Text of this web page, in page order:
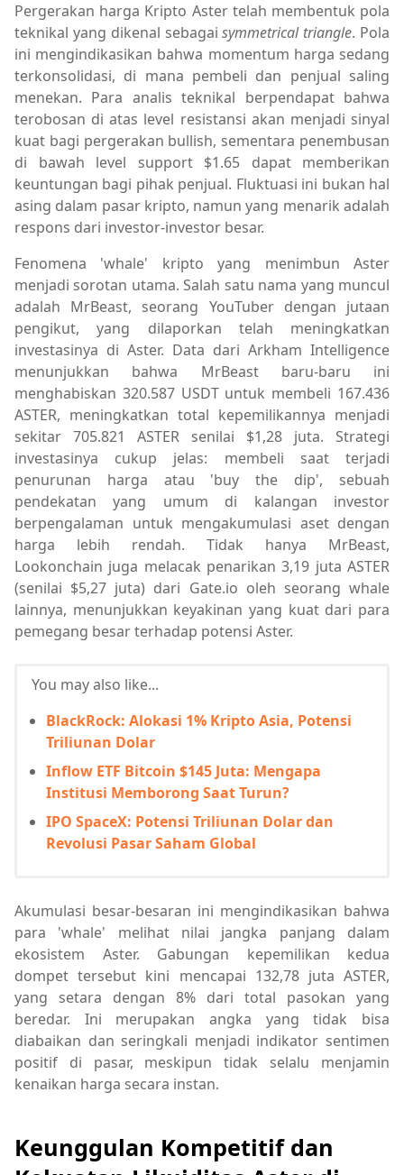
Pergerakan harga Kripto Aster telah membentuk pola
teknikal yang dikenal sebagaisymmetrical triangle. Pola
ini mengindikasikan bahwa momentum harga sedang
terkonsolidasi, di mana pembeli dan penjual saling
menekan. Para analis teknikal berpendapat bahwa
terobosan di atas level resistansi akan menjadi sinyal
kuat bagi pergerakan bullish, sementara penembusan
di bawah level support $1.65 dapat memberikan
keuntungan bagi pihak penjual. Fluktuasi ini bukan hal
asing dalam pasar kripto, namun yang menarik adalah
respons dari investor-investor besar.
Fenomena 'whale' kripto yang menimbun Aster
menjadi sorotan utama. Salah satu nama yang muncul
adalah MrBeast, seorang YouTuber dengan jutaan
pengikut, yang dilaporkan telah meningkatkan
investasinya di Aster. Data dari Arkham Intelligence
menunjukkan bahwa MrBeast baru-baru ini
menghabiskan 320.587 USDT untuk membeli 167.436
ASTER, meningkatkan total kepemilikannya menjadi
sekitar 705.821 ASTER senilai $1,28 juta. Strategi
investasinya cukup jelas: membeli saat terjadi
penurunan harga atau 'buy the dip', sebuah
pendekatan yang umum di kalangan investor
berpengalaman untuk mengakumulasi aset dengan
harga lebih rendah. Tidak hanya MrBeast,
Lookonchain juga melacak penarikan 3,19 juta ASTER
(senilai $5,27 juta) dari Gate.io oleh seorang whale
lainnya, menunjukkan keyakinan yang kuat dari para
pemegang besar terhadap potensi Aster.
You may also like...
BlackRock: Alokasi 1% Kripto Asia, Potensi
Triliunan Dolar
Inflow ETF Bitcoin $145 Juta: Mengapa
Institusi Memborong Saat Turun?
IPO SpaceX: Potensi Triliunan Dolar dan
Revolusi Pasar Saham Global
Akumulasi besar-besaran ini mengindikasikan bahwa
para 'whale' melihat nilai jangka panjang dalam
ekosistem Aster. Gabungan kepemilikan kedua
dompet tersebut kini mencapai 132,78 juta ASTER,
yang setara dengan 8% dari total pasokan yang
beredar. Ini merupakan angka yang tidak bisa
diabaikan dan seringkali menjadi indikator sentimen
positif di pasar, meskipun tidak selalu menjamin
kenaikan harga secara instan.
Keunggulan Kompetitif dan